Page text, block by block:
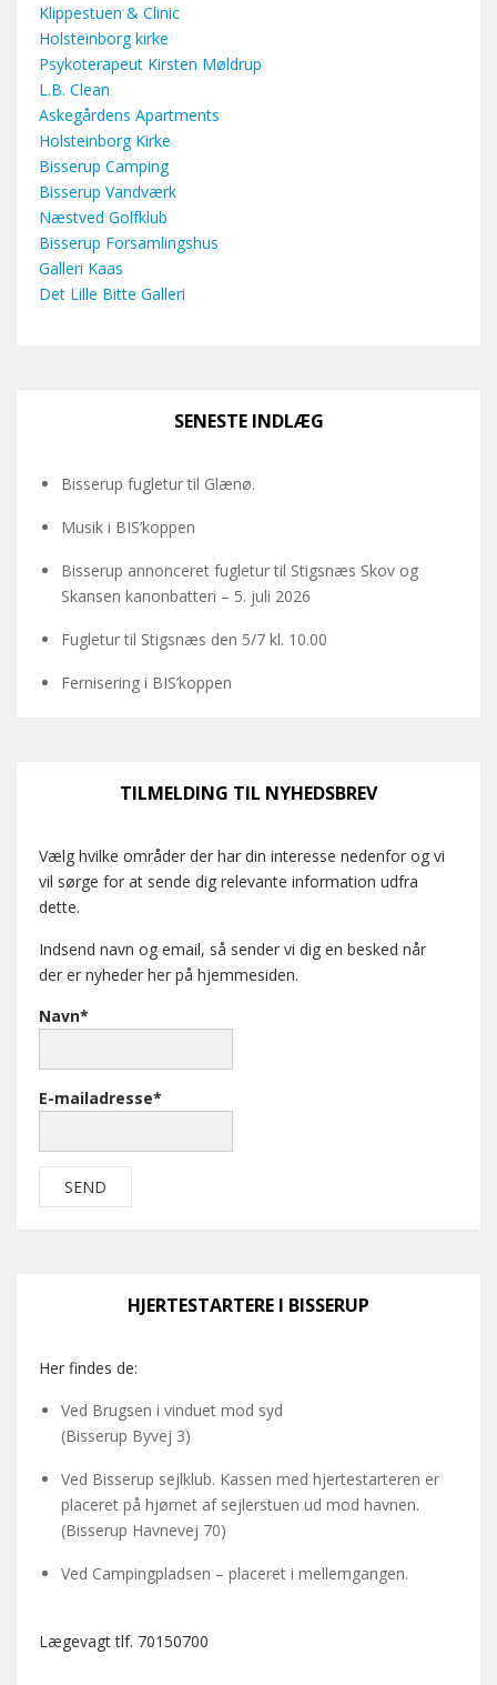
Klippestuen & Clinic
Holsteinborg kirke
Psykoterapeut Kirsten Møldrup
L.B. Clean
Askegårdens Apartments
Holsteinborg Kirke
Bisserup Camping
Bisserup Vandværk
Næstved Golfklub
Bisserup Forsamlingshus
Galleri Kaas
Det Lille Bitte Galleri
SENESTE INDLÆG
Bisserup fugletur til Glænø.
Musik i BIS’koppen
Bisserup annonceret fugletur til Stigsnæs Skov og
Skansen kanonbatteri – 5. juli 2026
Fugletur til Stigsnæs den 5/7 kl. 10.00
Fernisering i BIS’koppen
TILMELDING TIL NYHEDSBREV
Vælg hvilke områder der har din interesse nedenfor og vi
vil sørge for at sende dig relevante information udfra
dette.
Indsend navn og email, så sender vi dig en besked når
der er nyheder her på hjemmesiden.
Navn*
E-mailadresse*
HJERTESTARTERE I BISSERUP
Her findes de:
Ved Brugsen i vinduet mod syd
(Bisserup Byvej 3)
Ved Bisserup sejlklub. Kassen med hjertestarteren er
placeret på hjørnet af sejlerstuen ud mod havnen.
(Bisserup Havnevej 70)
Ved Campingpladsen – placeret i mellemgangen.
Lægevagt tlf. 70150700